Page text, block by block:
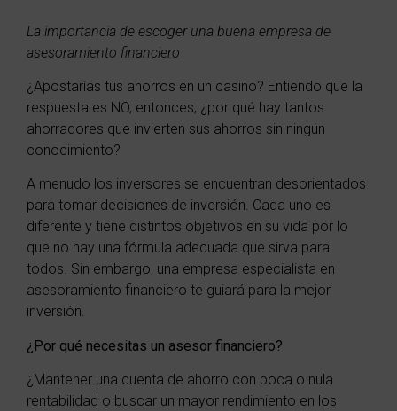
La importancia de escoger una buena empresa de
asesoramiento financiero
¿Apostarías tus ahorros en un casino? Entiendo que la
respuesta es NO, entonces, ¿por qué hay tantos
ahorradores que invierten sus ahorros sin ningún
conocimiento?
A menudo los inversores se encuentran desorientados
para tomar decisiones de inversión. Cada uno es
diferente y tiene distintos objetivos en su vida por lo
que no hay una fórmula adecuada que sirva para
todos. Sin embargo, una empresa especialista en
asesoramiento financiero te guiará para la mejor
inversión.
¿Por qué necesitas un asesor financiero?
¿Mantener una cuenta de ahorro con poca o nula
rentabilidad o buscar un mayor rendimiento en los